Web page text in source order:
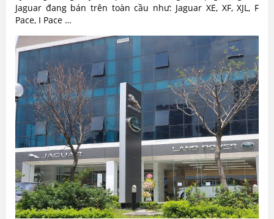
Jaguar đang bán trên toàn cầu như: Jaguar XE, XF, XJL, F
Pace, I Pace …